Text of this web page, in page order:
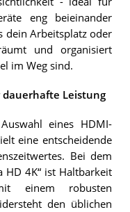
eng beieinander
dein Arbeitsplatz oder
und organisiert
im Weg sind.
Leistung
eines HDMI-
eine entscheidende
Bei dem
HD 4K“ ist Haltbarkeit
einem robusten
den üblichen